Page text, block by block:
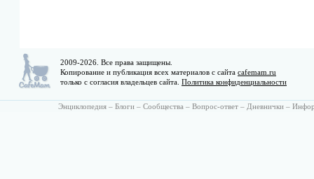
2009-2026. Все права защищены.
Копирование и публикация всех материалов с сайта cafemam.ru
только с согласия владельцев сайта. Политика конфиденциальности
Энциклопедия – Блоги – Сообщества – Вопрос-ответ – Дневнички –